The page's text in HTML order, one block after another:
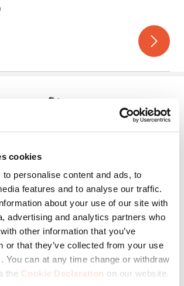
cookies
personalise content and ads, to
features and to analyse our traffic.
about your use of our site with
advertising and analytics partners who
other information that you’ve
or that they’ve collected from your use
You can at any time change or withdraw
the Cookie Declaration on our website.
Argent
20°